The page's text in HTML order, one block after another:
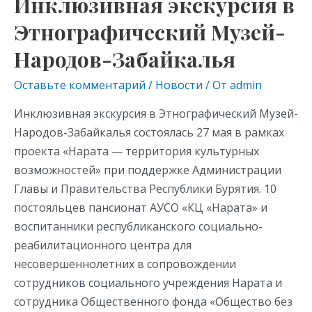
Этнографический Музей-
Народов-Забайкалья
Оставьте комментарий / Новости / От admin
Инклюзивная экскурсия в Этнографический Музей-
Народов-Забайкалья состоялась 27 мая в рамках
проекта «Нарата — территория культурных
возможностей» при поддержке Администрации
Главы и Правительства Республики Бурятия. 10
постояльцев пансионат АУСО «КЦ «Нарата» и
воспитанники республиканского социально-
реабилитационного центра для
несовершеннолетних в сопровождении
сотрудников социального учреждения Нарата и
сотрудника Общественного фонда «Общество без